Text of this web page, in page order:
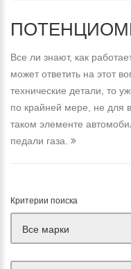
Все ли знают, как
может ответить на этот
технические детали, то
по крайней мере, не для
таком элементе
педали газа.
Критерии поиска
Все марки